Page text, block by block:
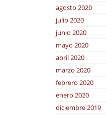
agosto 2020
julio 2020
junio 2020
mayo 2020
abril 2020
marzo 2020
febrero 2020
enero 2020
diciembre 2019